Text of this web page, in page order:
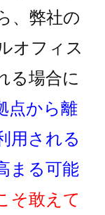
、 弊社の
オフィス
る場合に
点から離
用される
まる可能
そ敢えて